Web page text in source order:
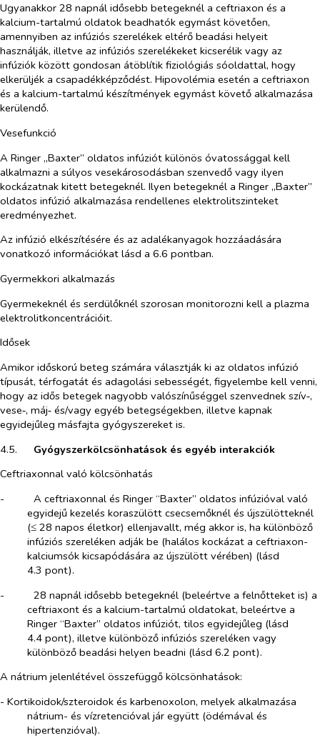
Ugyanakkor 28 napnál idősebb betegeknél a ceftriaxon és a
kalcium-tartalmú oldatok beadhatók egymást követően,
amennyiben az infúziós szerelékek eltérő beadási helyeit
használják, illetve az infúziós szerelékeket kicserélik vagy az
infúziók között gondosan átöblítik fiziológiás sóoldattal, hogy
elkerüljék a csapadékképződést. Hipovolémia esetén a ceftriaxon
és a kalcium-tartalmú készítmények egymást követő alkalmazása
kerülendő.
Vesefunkció
A Ringer „Baxter” oldatos infúziót különös óvatossággal kell
alkalmazni a súlyos vesekárosodásban szenvedő vagy ilyen
kockázatnak kitett betegeknél. Ilyen betegeknél a Ringer „Baxter”
oldatos infúzió alkalmazása rendellenes elektrolitszinteket
eredményezhet.
Az infúzió elkészítésére és az adalékanyagok hozzáadására
vonatkozó információkat lásd a 6.6 pontban.
Gyermekkori alkalmazás
Gyermekeknél és serdülőknél szorosan monitorozni kell a plazma
elektrolitkoncentrációit.
Idősek
Amikor időskorú beteg számára választják ki az oldatos infúzió
típusát, térfogatát és adagolási sebességét, figyelembe kell venni,
hogy az idős betegek nagyobb valószínűséggel szenvednek szív‑,
vese‑, máj‑ és/vagy egyéb betegségekben, illetve kapnak
egyidejűleg másfajta gyógyszereket is.
4.5.​
Gyógyszerkölcsönhatások és egyéb interakciók
Ceftriaxonnal való kölcsönhatás
-​
A ceftriaxonnal és Ringer “Baxter” oldatos infúzióval való
egyidejű kezelés koraszülött csecsemőknél és újszülötteknél
(≤ 28 napos életkor) ellenjavallt, még akkor is, ha különböző
infúziós szereléken adják be (halálos kockázat a ceftriaxon-
kalciumsók kicsapódására az újszülött vérében) (lásd
4.3 pont).
-​
28 napnál idősebb betegeknél (beleértve a felnőtteket is) a
ceftriaxont és a kalcium-tartalmú oldatokat, beleértve a
Ringer “Baxter” oldatos infúziót, tilos egyidejűleg (lásd
4.4 pont), illetve különböző infúziós szereléken vagy
különböző beadási helyen beadni (lásd 6.2 pont).
A nátrium jelenlétével összefüggő kölcsönhatások:
- Kortikoidok/szteroidok és karbenoxolon, melyek alkalmazása
nátrium- és vízretencióval jár együtt (ödémával és
hipertenzióval).